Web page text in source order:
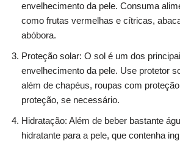
envelhecimento da pele. Consuma
como frutas vermelhas e cítricas,
abóbora.
Proteção solar: O sol é um dos
envelhecimento da pele. Use protetor
além de chapéus, roupas com
proteção, se necessário.
Hidratação: Além de beber bastante
hidratante para a pele, que contenha